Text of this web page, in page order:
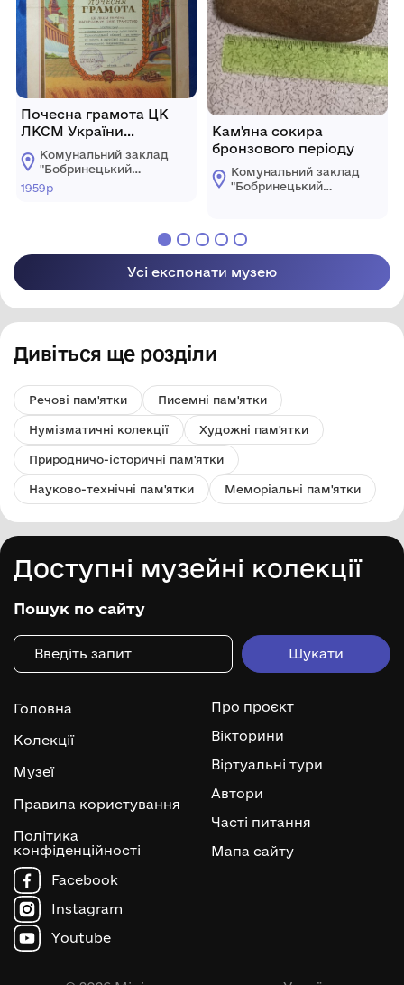
Почесна грамота ЦК
ЛКСМ України
Бобринецькій районній
комсомольській
організації. Київ. Січень
Комунальний заклад
"Бобринецький
міський
краєзнавчий музей
міської ради
1959р
Кам'яна сокира
бронзового періоду
Комунальний заклад
"Бобринецький
Смоленчука"
Бобринецької
міської ради
Усі експонати музею
Дивіться ще розділи
Речові пам'ятки Писемні пам'ятки
Нумізматичні колекції Художні пам'ятки
Природничо-історичні пам'ятки
Науково-технічні пам'ятки Меморіальні пам'ятки
Доступні музейні колекції
Пошук по сайту
Головна
Колекції
Музеї
Правила користування
Політика
конфіденційності
Про проєкт
Вікторини
Віртуальні тури
Автори
Часті питання
Мапа сайту
Facebook
Instagram
Youtube